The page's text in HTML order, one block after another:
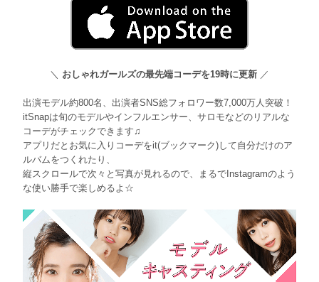
＼ おしゃれガールズの最先端コーデを19時に更新 ／
出演モデル約800名、出演者SNS総フォロワー数7,000万人突破！
itSnapは旬のモデルやインフルエンサー、サロモなどのリアルな
コーデがチェックできます♫
アプリだとお気に入りコーデをit(ブックマーク)して自分だけのア
ルバムをつくれたり、
縦スクロールで次々と写真が見れるので、まるでInstagramのよう
な使い勝手で楽しめるよ☆